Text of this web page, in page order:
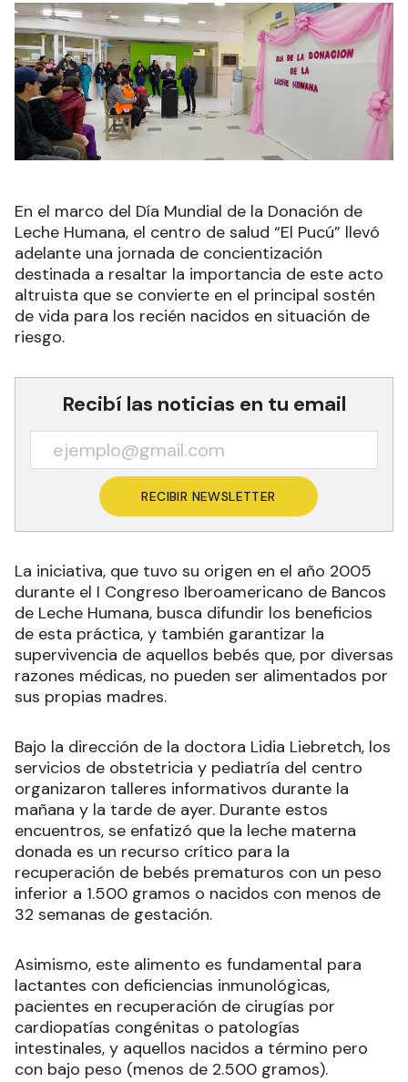
En el marco del Día Mundial de la Donación de
Leche Humana, el centro de salud “El Pucú” llevó
adelante una jornada de concientización
destinada a resaltar la importancia de este acto
altruista que se convierte en el principal sostén
de vida para los recién nacidos en situación de
riesgo.
Recibí las noticias en tu email
RECIBIR NEWSLETTER
La iniciativa, que tuvo su origen en el año 2005
durante el I Congreso Iberoamericano de Bancos
de Leche Humana, busca difundir los beneficios
de esta práctica, y también garantizar la
supervivencia de aquellos bebés que, por diversas
razones médicas, no pueden ser alimentados por
sus propias madres.
Bajo la dirección de la doctora Lidia Liebretch, los
servicios de obstetricia y pediatría del centro
organizaron talleres informativos durante la
mañana y la tarde de ayer. Durante estos
encuentros, se enfatizó que la leche materna
donada es un recurso crítico para la
recuperación de bebés prematuros con un peso
inferior a 1.500 gramos o nacidos con menos de
32 semanas de gestación.
Asimismo, este alimento es fundamental para
lactantes con deficiencias inmunológicas,
pacientes en recuperación de cirugías por
cardiopatías congénitas o patologías
intestinales, y aquellos nacidos a término pero
con bajo peso (menos de 2.500 gramos).